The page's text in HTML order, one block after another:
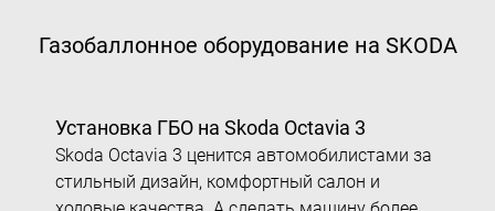
Газобаллонное оборудование на SKODA
Установка ГБО на Skoda Octavia 3
Skoda Octavia 3 ценится автомобилистами за
стильный дизайн, комфортный салон и